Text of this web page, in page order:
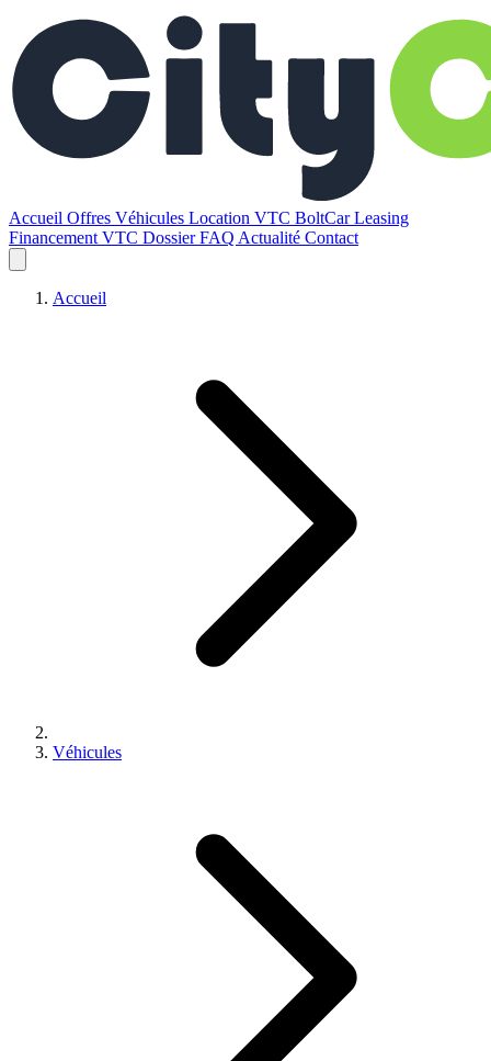
Accueil Offres Véhicules Location VTC BoltCarLeasing
Financement VTC DossierFAQ Actualité Contact
Accueil
Véhicules